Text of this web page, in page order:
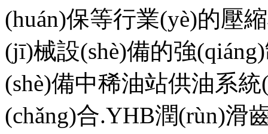
(huán)保等行業(yè)的壓
(jī)械設(shè)備的強
(shè)備中稀油站供油系
(chǎng)合.YHB潤(rùn)滑